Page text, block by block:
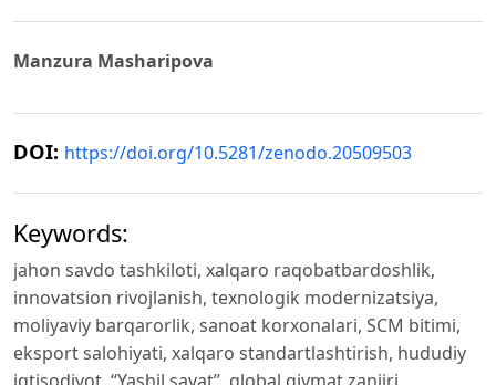
Manzura Masharipova
DOI: https://doi.org/10.5281/zenodo.20509503
Keywords:
jahon savdo tashkiloti, xalqaro raqobatbardoshlik,
innovatsion rivojlanish, texnologik modernizatsiya,
moliyaviy barqarorlik, sanoat korxonalari, SCM bitimi,
eksport salohiyati, xalqaro standartlashtirish, hududiy